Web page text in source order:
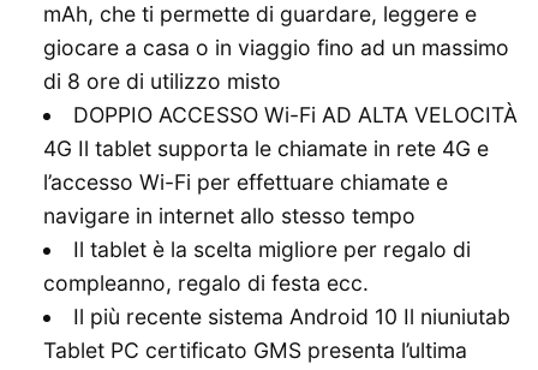
mAh, che ti permette di guardare, leggere e
giocare a casa o in viaggio fino ad un massimo
di 8 ore di utilizzo misto
DOPPIO ACCESSO Wi-Fi AD ALTA VELOCITÀ
4G Il tablet supporta le chiamate in rete 4G e
l’accesso Wi-Fi per effettuare chiamate e
navigare in internet allo stesso tempo
Il tablet è la scelta migliore per regalo di
compleanno, regalo di festa ecc.
Il più recente sistema Android 10 Il niuniutab
Tablet PC certificato GMS presenta l’ultima